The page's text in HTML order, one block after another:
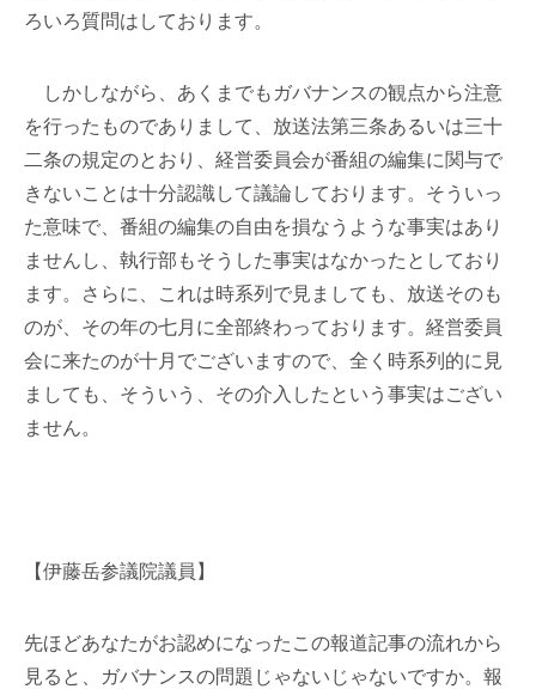
ろいろ質問はしております。
しかしながら、あくまでもガバナンスの観点から注意
を行ったものでありまして、放送法第三条あるいは三十
二条の規定のとおり、経営委員会が番組の編集に関与で
きないことは十分認識して議論しております。そういっ
た意味で、番組の編集の自由を損なうような事実はあり
ませんし、執行部もそうした事実はなかったとしており
ます。さらに、これは時系列で見ましても、放送そのも
のが、その年の七月に全部終わっております。経営委員
会に来たのが十月でございますので、全く時系列的に見
ましても、そういう、その介入したという事実はござい
ません。
【伊藤岳参議院議員】
先ほどあなたがお認めになったこの報道記事の流れから
見ると、ガバナンスの問題じゃないじゃないですか。報